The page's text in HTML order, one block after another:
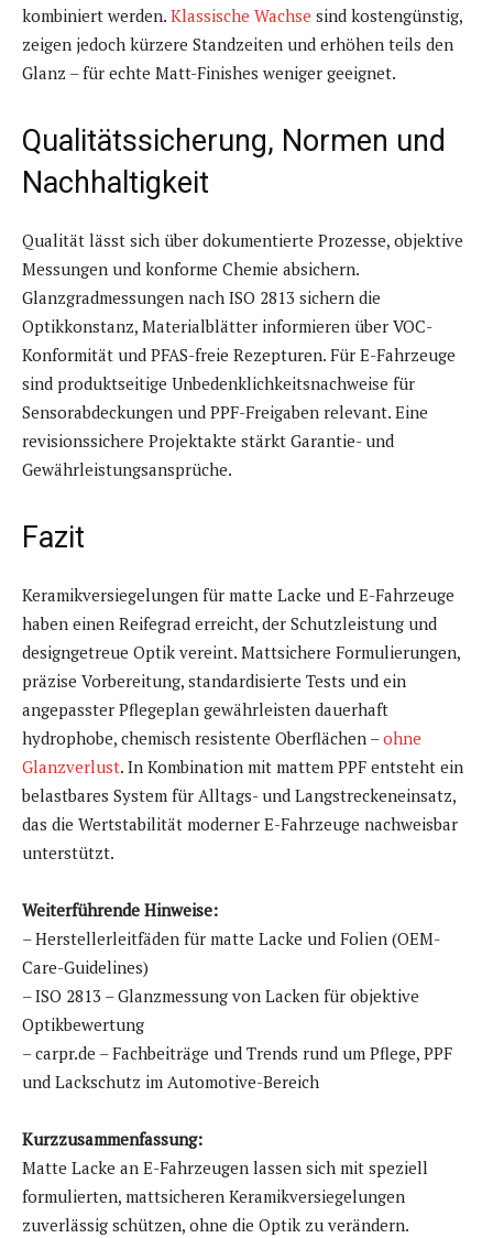
kombiniert werden. Klassische Wachse sind kostengünstig,
zeigen jedoch kürzere Standzeiten und erhöhen teils den
Glanz – für echte Matt-Finishes weniger geeignet.
Qualitätssicherung, Normen und
Nachhaltigkeit
Qualität lässt sich über dokumentierte Prozesse, objektive
Messungen und konforme Chemie absichern.
Glanzgradmessungen nach ISO 2813 sichern die
Optikkonstanz, Materialblätter informieren über VOC-
Konformität und PFAS-freie Rezepturen. Für E-Fahrzeuge
sind produktseitige Unbedenklichkeitsnachweise für
Sensorabdeckungen und PPF-Freigaben relevant. Eine
revisionssichere Projektakte stärkt Garantie- und
Gewährleistungsansprüche.
Fazit
Keramikversiegelungen für matte Lacke und E-Fahrzeuge
haben einen Reifegrad erreicht, der Schutzleistung und
designgetreue Optik vereint. Mattsichere Formulierungen,
präzise Vorbereitung, standardisierte Tests und ein
angepasster Pflegeplan gewährleisten dauerhaft
hydrophobe, chemisch resistente Oberflächen –ohne
Glanzverlust. In Kombination mit mattem PPF entsteht ein
belastbares System für Alltags- und Langstreckeneinsatz,
das die Wertstabilität moderner E-Fahrzeuge nachweisbar
unterstützt.
Weiterführende Hinweise:
– Herstellerleitfäden für matte Lacke und Folien (OEM-
Care-Guidelines)
– ISO 2813 – Glanzmessung von Lacken für objektive
Optikbewertung
– carpr.de – Fachbeiträge und Trends rund um Pflege, PPF
und Lackschutz im Automotive-Bereich
Kurzzusammenfassung:
Matte Lacke an E-Fahrzeugen lassen sich mit speziell
formulierten, mattsicheren Keramikversiegelungen
zuverlässig schützen, ohne die Optik zu verändern.